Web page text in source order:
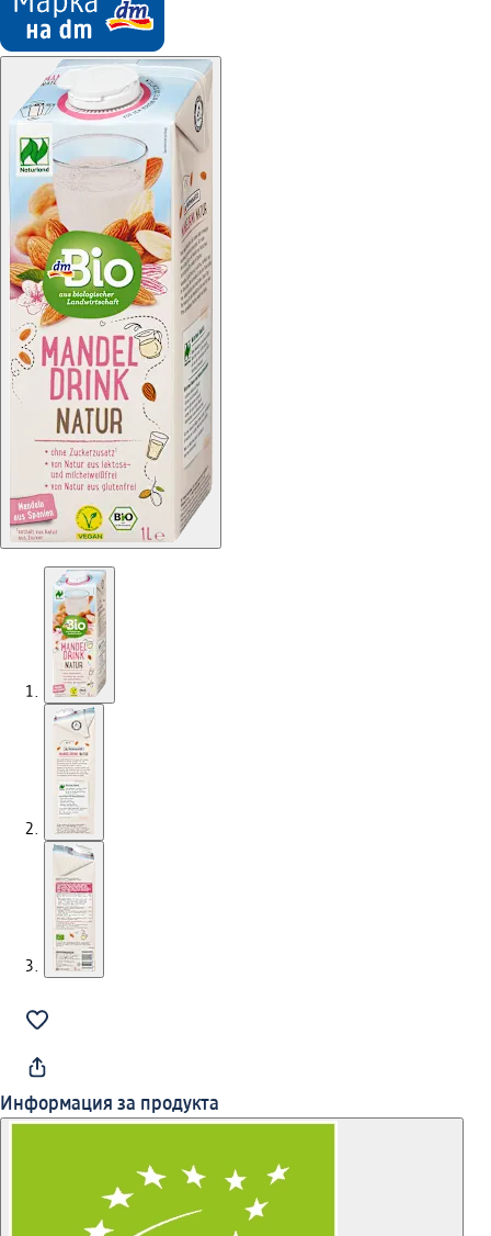
Информация за продукта